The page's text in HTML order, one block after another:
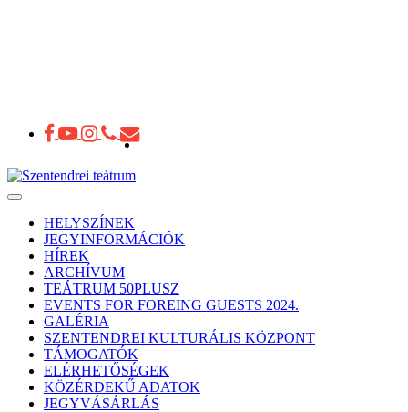
Toggle
navigationHELYSZÍNEK
JEGYINFORMÁCIÓK
HÍREK
ARCHÍVUM
TEÁTRUM 50PLUSZ
EVENTS FOR FOREING GUESTS 2024.
GALÉRIA
SZENTENDREI KULTURÁLIS KÖZPONT
TÁMOGATÓK
ELÉRHETŐSÉGEK
KÖZÉRDEKŰ ADATOK
JEGYVÁSÁRLÁS